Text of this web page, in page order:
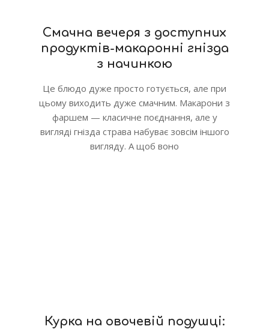
Смачна вечеря з доступних
продуктів-макаронні гнізда
з начинкою
Це блюдо дуже просто готується, але при
цьому виходить дуже смачним. Макарони з
фаршем — класичне поєднання, але у
вигляді гнізда страва набуває зовсім іншого
вигляду. А щоб воно
Курка на овочевій подушці: